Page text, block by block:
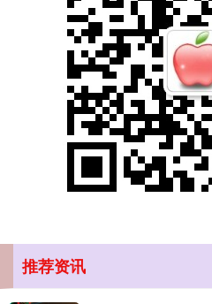
北证50 1134.24
创业板指
推荐资讯